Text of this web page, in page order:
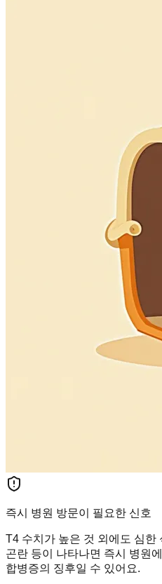
즉시 병원 방문이 필요한 신호
T4 수치가 높은 것 외에도 심한
곤란 등이 나타나면 즉시 병원
합병증의 징후일 수 있어요.